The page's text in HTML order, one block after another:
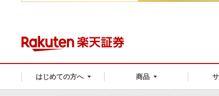
はじめての方へ 商品